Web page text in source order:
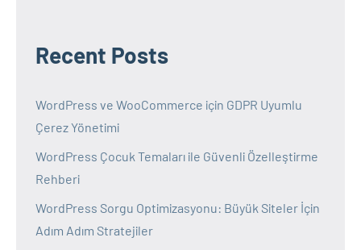
Recent Posts
WordPress ve WooCommerce için GDPR Uyumlu
Çerez Yönetimi
WordPress Çocuk Temaları ile Güvenli Özelleştirme
Rehberi
WordPress Sorgu Optimizasyonu: Büyük Siteler İçin
Adım Adım Stratejiler